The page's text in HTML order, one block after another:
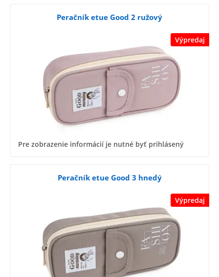
Výpredaj
Peračník etue Good 2 ružový
Pre zobrazenie informácií je nutné byť prihlásený
Výpredaj
Peračník etue Good 3 hnedý